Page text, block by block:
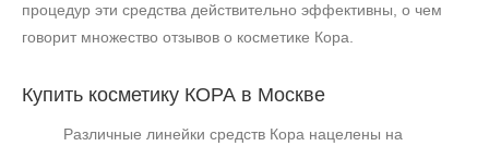
процедур эти средства действительно эффективны, о чем
говорит множество отзывов о косметике Кора.
Купить косметику КОРА в Москве
Различные линейки средств Кора нацелены на